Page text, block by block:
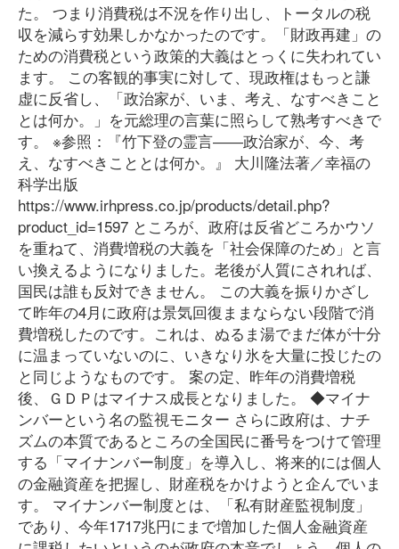
た。 つまり消費税は不況を作り出し、トータルの税
収を減らす効果しかなかったのです。「財政再建」の
ための消費税という政策的大義はとっくに失われてい
ます。 この客観的事実に対して、現政権はもっと謙
虚に反省し、「政治家が、いま、考え、なすべきこと
とは何か。」を元総理の言葉に照らして熟考すべきで
す。 ※参照：『竹下登の霊言――政治家が、今、考
え、なすべきこととは何か。』 大川隆法著／幸福の
科学出版
https://www.irhpress.co.jp/products/detail.php?
product_id=1597 ところが、政府は反省どころかウソ
を重ねて、消費増税の大義を「社会保障のため」と言
い換えるようになりました。老後が人質にされれば、
国民は誰も反対できません。 この大義を振りかざし
て昨年の4月に政府は景気回復ままならない段階で消
費増税したのです。これは、ぬるま湯でまだ体が十分
に温まっていないのに、いきなり氷を大量に投じたの
と同じようなものです。 案の定、昨年の消費増税
後、ＧＤＰはマイナス成長となりました。 ◆マイナ
ンバーという名の監視モニター さらに政府は、ナチ
ズムの本質であるところの全国民に番号をつけて管理
する「マイナンバー制度」を導入し、将来的には個人
の金融資産を把握し、財産税をかけようと企んでいま
す。 マイナンバー制度とは、「私有財産監視制度」
であり、今年1717兆円にまで増加した個人金融資産